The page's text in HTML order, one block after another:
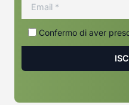
Confermo di aver